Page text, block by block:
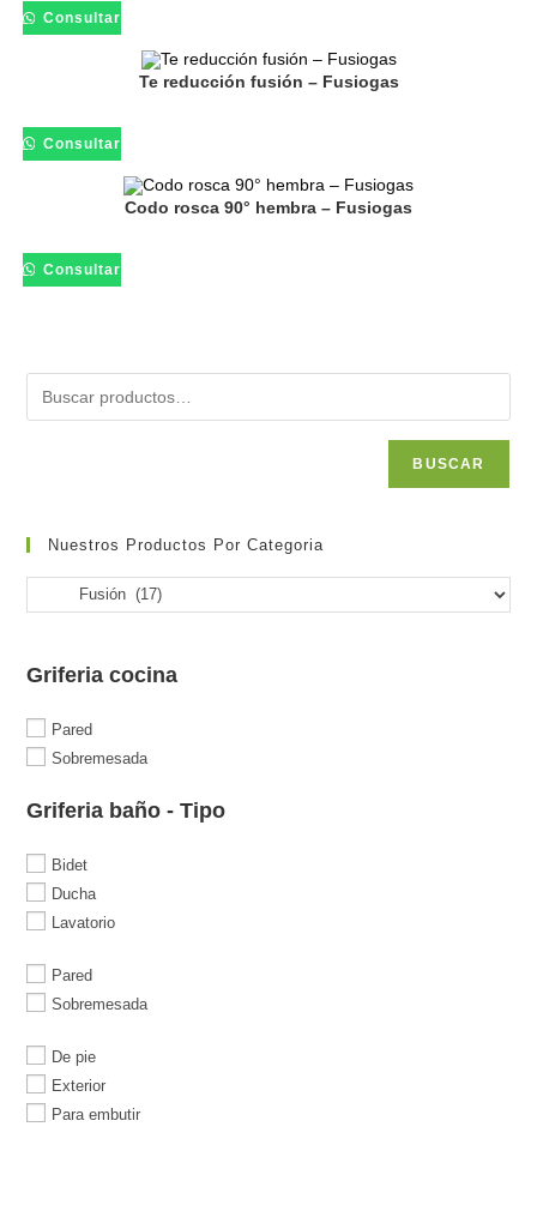
Consultar
Te reducción fusión – Fusiogas
Consultar
Codo rosca 90° hembra – Fusiogas
Consultar
BUSCAR
Nuestros Productos Por Categoria
Griferia cocina
Pared
Sobremesada
Griferia baño - Tipo
Bidet
Ducha
Lavatorio
Pared
Sobremesada
De pie
Exterior
Para embutir